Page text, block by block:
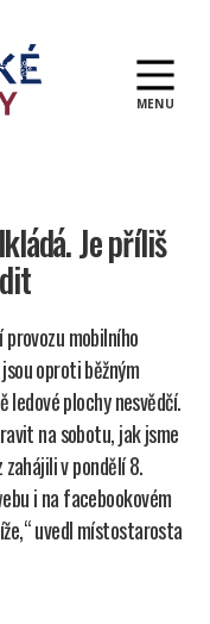
MENU
Je příliš
mobilního
oproti běžným
ledové plochy nesvědčí.
na sobotu, jak jsme
v pondělí 8.
i na facebookovém
uvedl místostarosta